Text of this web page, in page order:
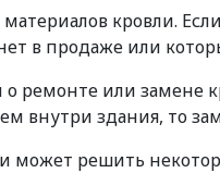
кровли.
в продаже или
ремонте или замене
внутри здания, то
может решить